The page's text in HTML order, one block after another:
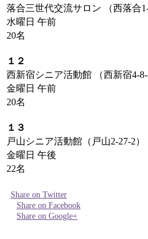
落合三世代交流サロン （西落合
水曜日 午前
20名
１２
西新宿シニア活動館 （西新宿4-8-
金曜日 午前
20名
１３
戸山シニア活動館（戸山2-27-2）
金曜日 午後
22名
Share on Twitter
Share on Facebook
Share on Google+